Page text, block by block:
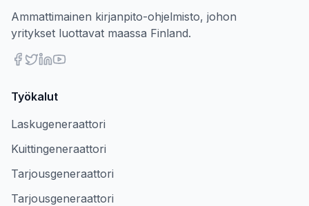
Ammattimainen kirjanpito-ohjelmisto, johon
yritykset luottavat maassa Finland.
Työkalut
Laskugeneraattori
Kuittingeneraattori
Tarjousgeneraattori
Tarjousgeneraattori